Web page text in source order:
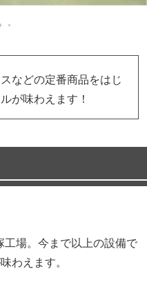
などの定番商品をはじ
が味わえます！
場。今まで以上の設備で
わえます。